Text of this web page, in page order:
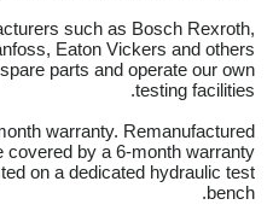
such as Bosch Rexroth,
Eaton Vickers and others.
parts and operate our own
testing facilities.
warranty. Remanufactured
covered by a 6-month warranty.
on a dedicated hydraulic test
bench.